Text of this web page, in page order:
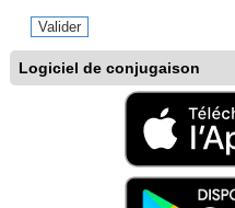
Logiciel de conjugaison